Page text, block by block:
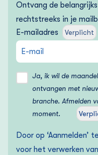
Ontvang de
rechtstreeks in je
E-mailadres
Verplicht
Ja, ik wil de
ontvangen met
branche. Afmelden
moment.
Door op
voor het verwerken